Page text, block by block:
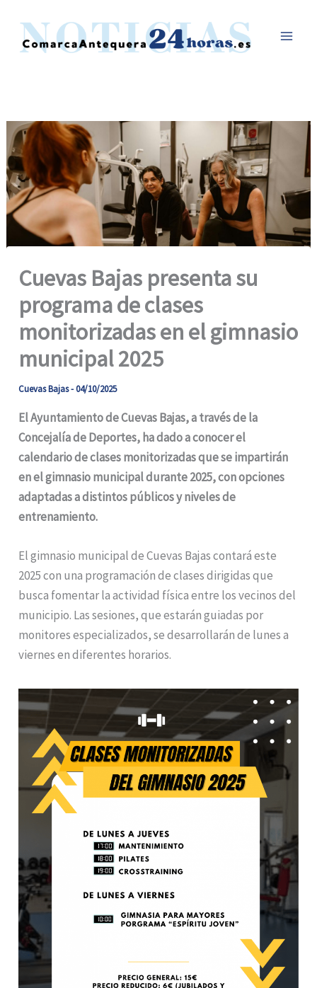
contenido
Cuevas Bajas presenta su
programa de clases
monitorizadas en el gimnasio
municipal 2025
Cuevas Bajas-04/10/2025
El Ayuntamiento de Cuevas Bajas, a través de la
Concejalía de Deportes, ha dado a conocer el
calendario de clases monitorizadas que se impartirán
en el gimnasio municipal durante 2025, con opciones
adaptadas a distintos públicos y niveles de
entrenamiento.
El gimnasio municipal de Cuevas Bajas contará este
2025 con una programación de clases dirigidas que
busca fomentar la actividad física entre los vecinos del
municipio. Las sesiones, que estarán guiadas por
monitores especializados, se desarrollarán de lunes a
viernes en diferentes horarios.